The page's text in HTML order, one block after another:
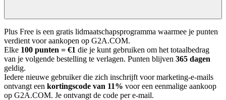
Plus Free is een gratis lidmaatschapsprogramma waarmee je punten
verdient voor aankopen op G2A.COM.
Elke 100 punten = €1 die je kunt gebruiken om het totaalbedrag
van je volgende bestelling te verlagen. Punten blijven 365 dagen
geldig.
Iedere nieuwe gebruiker die zich inschrijft voor marketing-e-mails
ontvangt een kortingscode van 11% voor een eenmalige aankoop
op G2A.COM. Je ontvangt de code per e-mail.